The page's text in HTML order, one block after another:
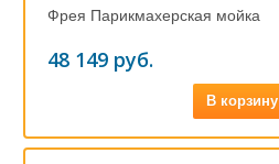
Фрея Парикмахерская мойка
48 149 руб.
В корзину